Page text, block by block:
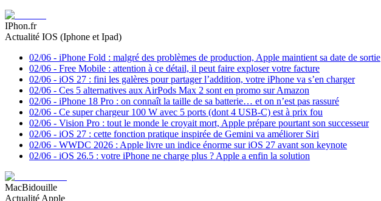
IPhon.fr
Actualité IOS (Iphone et Ipad)
02/06 - iPhone Fold : malgré des problèmes de production, Apple maintient sa date de sortie
02/06 - Free Mobile : attention à ce détail, il peut faire exploser votre facture
02/06 - iOS 27 : fini les galères pour partager l’addition, votre iPhone va s’en charger
02/06 - Ces 5 alternatives aux AirPods Max 2 sont en promo sur Amazon
02/06 - iPhone 18 Pro : on connaît la taille de sa batterie… et on n’est pas rassuré
02/06 - Ce super chargeur 100 W avec 5 ports (dont 4 USB-C) est à prix fou
02/06 - Vision Pro : tout le monde le croyait mort, Apple prépare pourtant son successeur
02/06 - iOS 27 : cette fonction pratique inspirée de Gemini va améliorer Siri
02/06 - WWDC 2026 : Apple livre un indice énorme sur iOS 27 avant son keynote
02/06 - iOS 26.5 : votre iPhone ne charge plus ? Apple a enfin la solution
MacBidouille
Actualité Apple